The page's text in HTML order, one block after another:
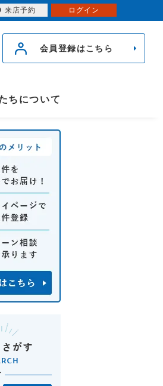
会員登録はこちら
ちについて
来店予約 ログイン